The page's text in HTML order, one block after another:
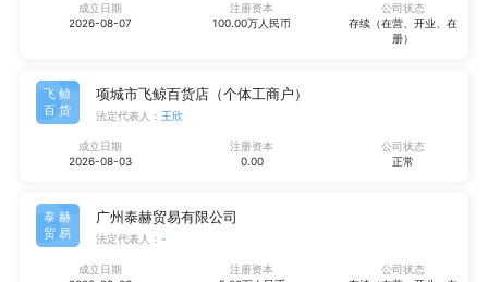
成立日期
2026-08-07
注册资本
100.00万人民币
公司状态
存续（在营、开业、在
册）
飞鲸
百货
项城市飞鲸百货店（个体工商户）
法定代表人： 王欣
成立日期
2026-08-03
注册资本
0.00
公司状态
正常
泰赫
贸易
广州泰赫贸易有限公司
法定代表人： -
成立日期
注册资本
公司状态